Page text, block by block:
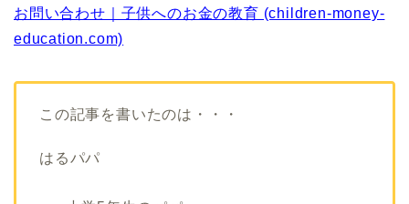
お問い合わせ｜子供へのお金の教育 (children-money-
education.com)
この記事を書いたのは・・・
はるパパ